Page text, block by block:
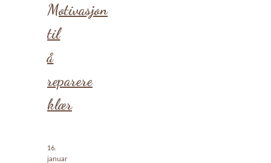
Motivasjon
til
å
reparere
klær
16.
januar